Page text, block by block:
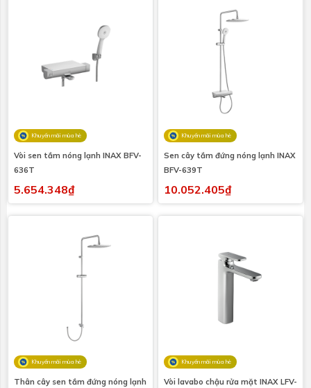
Khuyến mãi mùa hè
Vòi sen tắm nóng lạnh INAX BFV-
636T
5.654.348₫
Khuyến mãi mùa hè
Sen cây tắm đứng nóng lạnh INAX
BFV-639T
10.052.405₫
Khuyến mãi mùa hè
Thân cây sen tắm đứng nóng lạnh
Khuyến mãi mùa hè
Vòi lavabo chậu rửa mặt INAX LFV-